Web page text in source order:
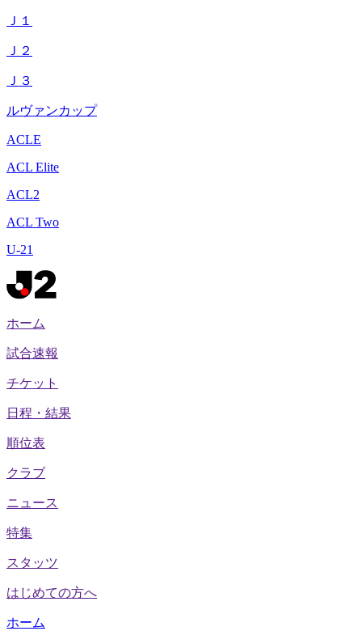
Ｊ１
Ｊ２
Ｊ３
ルヴァンカップ
ACLE
ACL Elite
ACL2
ACL Two
U-21
ホーム
試合速報
チケット
日程・結果
順位表
クラブ
ニュース
特集
スタッツ
はじめての方へ
ホーム